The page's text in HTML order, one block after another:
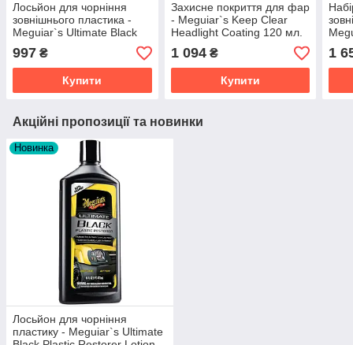
Лосьйон для чорніння
зовнішнього пластика -
Meguiar`s Ultimate Black
Plastic Restorer Lotion 355
мл. (G15812EU)
997 ₴
Купити
Захисне покриття для фар
- Meguiar`s Keep Clear
Headlight Coating 120 мл.
1 094₴
Купити
1
Акційні пропозиції та новинки
Новинка
Лосьйон для чорніння
пластику - Meguiar`s Ultimate